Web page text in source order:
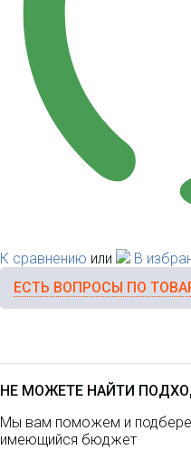
К сравнению или
В
ЕСТЬ ВОПРОСЫ ПО
НЕ МОЖЕТЕ НАЙТИ
Мы вам поможем и
имеющийся бюджет